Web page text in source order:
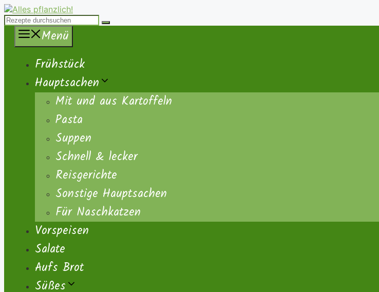
Zum
Inhalt
springen
Suche
nach:
Menü
Frühstück
Hauptsachen
Mit und aus Kartoffeln
Pasta
Suppen
Schnell & lecker
Reisgerichte
Sonstige Hauptsachen
Für Naschkatzen
Vorspeisen
Salate
Aufs Brot
Süßes